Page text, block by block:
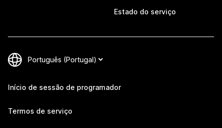
Estado do serviço
Início de sessão de programador
Termos de serviço